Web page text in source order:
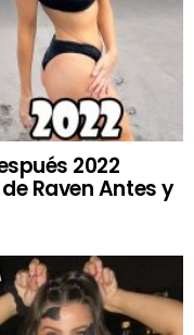
2022
Raven Antes y